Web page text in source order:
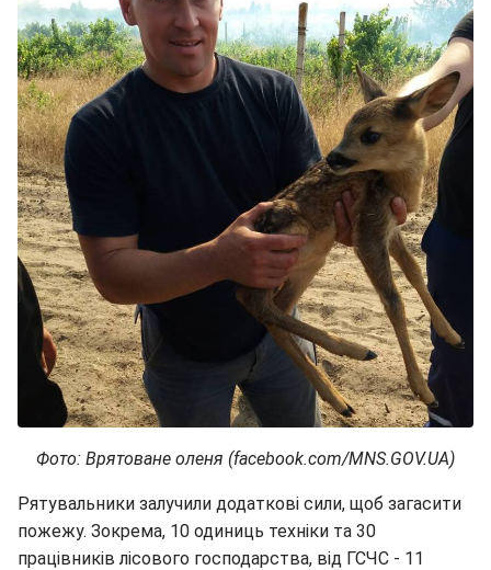
Фото: Врятоване оленя (facebook.com/MNS.GOV.UA)
Рятувальники залучили додаткові сили, щоб загасити
пожежу. Зокрема, 10 одиниць техніки та 30
працівників лісового господарства, від ГСЧС - 11